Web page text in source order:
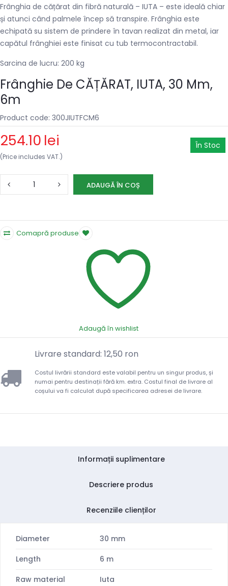
Frânghia de cățărat din fibră naturală – IUTA – este ideală chiar
și atunci când palmele încep să transpire. Frânghia este
echipată su sistem de prindere în tavan realizat din metal, iar
capătul frânghiei este finisat cu tub termocontractabil.
Sarcina de lucru: 200 kg
Frânghie De CĂȚĂRAT, IUTA, 30 Mm,
6m
Product code: 300JIUTFCM6
254.10 lei
(Price includes VAT.)
În Stoc
ADAUGĂ ÎN COȘ
Comapră produse
Adaugă în wishlist
Livrare standard: 12,50 ron
Costul livrării standard este valabil pentru un singur produs, și
numai pentru destinații fără km. extra. Costul final de livrare al
coșului va fi calculat după specificarea adresei de livrare.
Informații suplimentare
Descriere produs
Recenziile clienților
Diameter
30 mm
Length
6 m
Raw material
Iuta